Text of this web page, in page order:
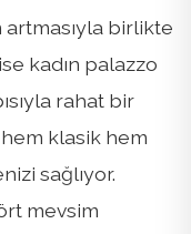
artmasıyla birlikte
kadın palazzo
rahat bir
klasik hem
sağlıyor.
mevsim